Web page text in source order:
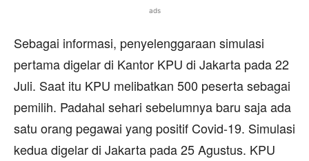
ads
Sebagai informasi, penyelenggaraan simulasi
pertama digelar di Kantor KPU di Jakarta pada 22
Juli. Saat itu KPU melibatkan 500 peserta sebagai
pemilih. Padahal sehari sebelumnya baru saja ada
satu orang pegawai yang positif Covid-19. Simulasi
kedua digelar di Jakarta pada 25 Agustus. KPU